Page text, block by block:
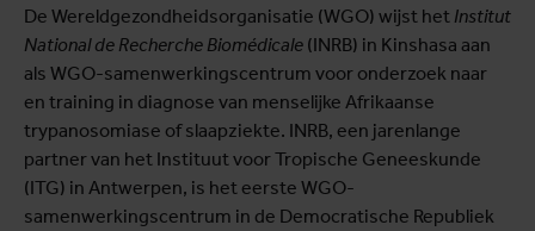
De Wereldgezondheidsorganisatie (WGO) wijst het Institut
National de Recherche Biomédicale (INRB) in Kinshasa aan
als WGO-samenwerkingscentrum voor onderzoek naar
en training in diagnose van menselijke Afrikaanse
trypanosomiase of slaapziekte. INRB, een jarenlange
partner van het Instituut voor Tropische Geneeskunde
(ITG) in Antwerpen, is het eerste WGO-
samenwerkingscentrum in de Democratische Republiek